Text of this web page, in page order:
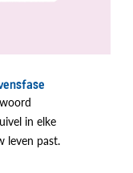
in elke
leven past.